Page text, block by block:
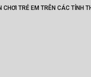
CHƠI TRẺ EM TRÊN CÁC TỈNH